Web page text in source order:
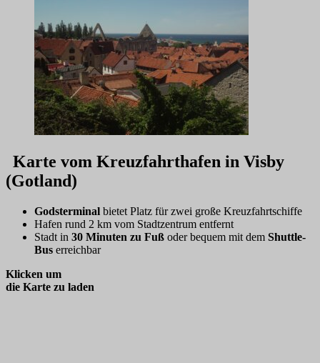
Karte vom Kreuzfahrthafen in Visby
(Gotland)
Godsterminal bietet Platz für zwei große Kreuzfahrtschiffe
Hafen rund 2 km vom Stadtzentrum entfernt
Stadt in 30 Minuten zu Fuß oder bequem mit dem Shuttle-
Bus erreichbar
Klicken um
die Karte zu laden